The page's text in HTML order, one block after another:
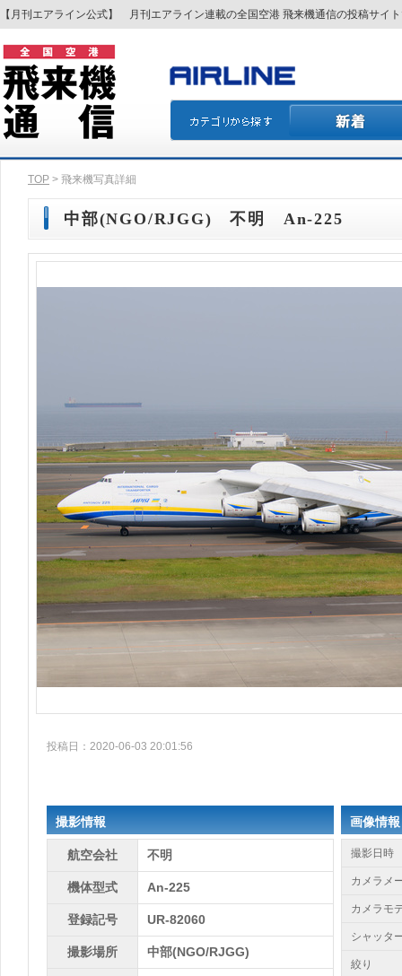
【月刊エアライン公式】 月刊エアライン連載の全国空港 飛来機通信の投稿サイ
TOP > 飛来機写真詳細
中部(NGO/RJGG) 不明 An-225
投稿日：2020-06-03 20:01:56
撮影情報
航空会社 不明
機体型式 An-225
登録記号 UR-82060
撮影場所 中部(NGO/RJGG)
画像情報
撮影日時
カメラメ
カメラモ
シャッタ
絞り